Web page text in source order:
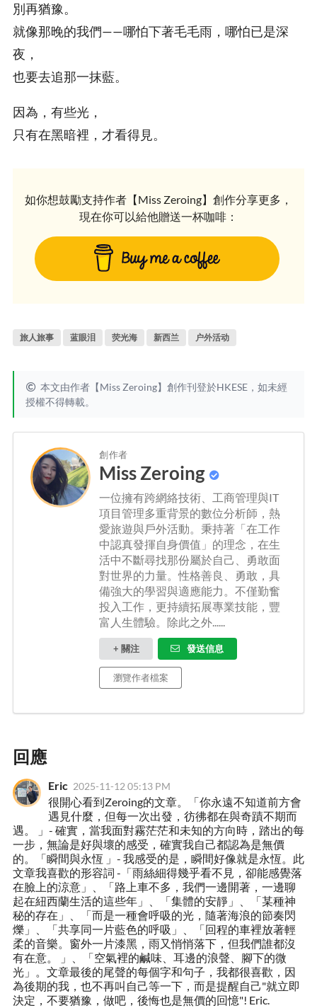
別再猶豫。
就像那晚的我們——哪怕下著毛毛雨，哪怕已是深
夜，
也要去追那一抹藍。
因為，有些光，
只有在黑暗裡，才看得見。
如你想鼓勵支持作者【Miss Zeroing】創作分享更多，
現在你可以給他贈送一杯咖啡：
旅人旅事 蓝眼泪 荧光海 新西兰 户外活动
本文由作者【Miss Zeroing】創作刊登於HKESE，如未經
授權不得轉載。
創作者
Miss Zeroing
一位擁有跨網絡技術、工商管理與IT
項目管理多重背景的數位分析師，熱
愛旅遊與戶外活動。秉持著「在工作
中認真發揮自身價值」的理念，在生
活中不斷尋找那份屬於自己、勇敢面
對世界的力量。性格善良、勇敢，具
備強大的學習與適應能力。不僅勤奮
投入工作，更持續拓展專業技能，豐
富人生體驗。除此之外......
+ 關注 發送信息
瀏覽作者檔案
回應
Eric 2025-11-12 05:13 PM
很開心看到Zeroing的文章。「你永遠不知道前方會
遇見什麼，但每一次出發，彷彿都在與奇蹟不期而
遇。 」- 確實，當我面對霧茫茫和未知的方向時，踏出的每
一步，無論是好與壞的感受，確實我自己都認為是無價
的。「瞬間與永恆 」- 我感受的是，瞬間好像就是永恆。此
文章我喜歡的形容詞 -「雨絲細得幾乎看不見，卻能感覺落
在臉上的涼意」、「路上車不多，我們一邊開著，一邊聊
起在紐西蘭生活的這些年」、「集體的安靜」、「某種神
秘的存在」、「而是一種會呼吸的光，隨著海浪的節奏閃
爍」、「共享同一片藍色的呼吸」、「回程的車裡放著輕
柔的音樂。窗外一片漆黑，雨又悄悄落下，但我們誰都沒
有在意。 」、「空氣裡的鹹味、耳邊的浪聲、腳下的微
光」。文章最後的尾聲的每個字和句子，我都很喜歡，因
為後期的我，也不再叫自己等一下，而是提醒自己"就立即
決定，不要猶豫，做吧，後悔也是無價的回憶"! Eric.